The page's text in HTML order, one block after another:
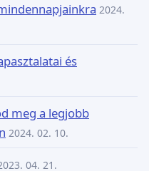
2024.
és
meg a legjobb
2024. 02. 10.
04. 21.